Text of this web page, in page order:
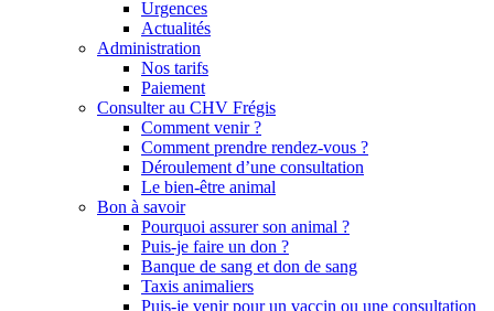
Urgences
Actualités
Administration
Nos tarifs
Paiement
Consulter au CHV Frégis
Comment venir ?
Comment prendre rendez-vous ?
Déroulement d’une consultation
Le bien-être animal
Bon à savoir
Pourquoi assurer son animal ?
Puis-je faire un don ?
Banque de sang et don de sang
Taxis animaliers
Puis-je venir pour un vaccin ou une consultation